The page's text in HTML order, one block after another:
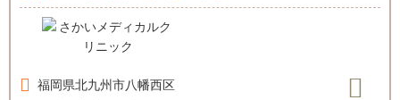
福岡県北九州市八幡西区